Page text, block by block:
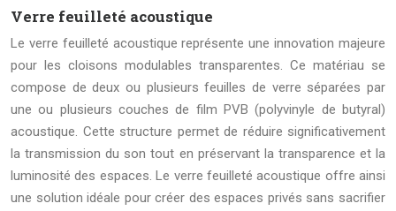
Verre feuilleté acoustique
Le verre feuilleté acoustique représente une innovation majeure
pour les cloisons modulables transparentes. Ce matériau se
compose de deux ou plusieurs feuilles de verre séparées par
une ou plusieurs couches de film PVB (polyvinyle de butyral)
acoustique. Cette structure permet de réduire significativement
la transmission du son tout en préservant la transparence et la
luminosité des espaces. Le verre feuilleté acoustique offre ainsi
une solution idéale pour créer des espaces privés sans sacrifier